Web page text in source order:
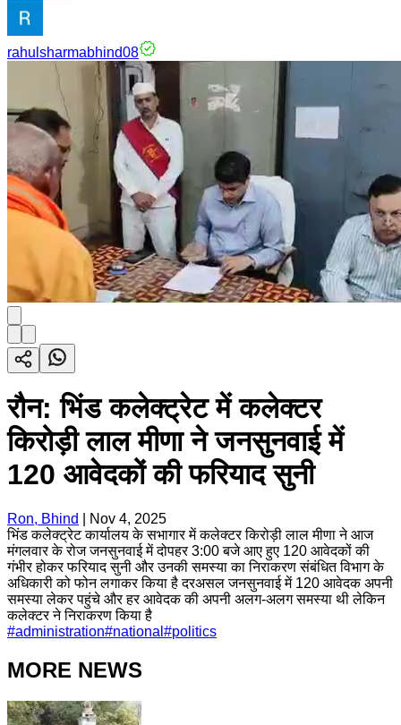
rahulsharmabhind08
रौन: भिंड कलेक्ट्रेट में कलेक्टर
किरोड़ी लाल मीणा ने जनसुनवाई में
120 आवेदकों की फरियाद सुनी
Ron, Bhind
Nov 4, 2025
भिंड कलेक्ट्रेट कार्यालय के सभागार में कलेक्टर किरोड़ी लाल मीणा ने आज
मंगलवार के रोज जनसुनवाई में दोपहर 3:00 बजे आए हुए 120 आवेदकों की
गंभीर होकर फरियाद सुनी और उनकी समस्या का निराकरण संबंधित विभाग के
अधिकारी को फोन लगाकर किया है दरअसल जनसुनवाई में 120 आवेदक अपनी
समस्या लेकर पहुंचे और हर आवेदक की अपनी अलग-अलग समस्या थी लेकिन
कलेक्टर ने निराकरण किया है
#administration#national #politics
MORE NEWS